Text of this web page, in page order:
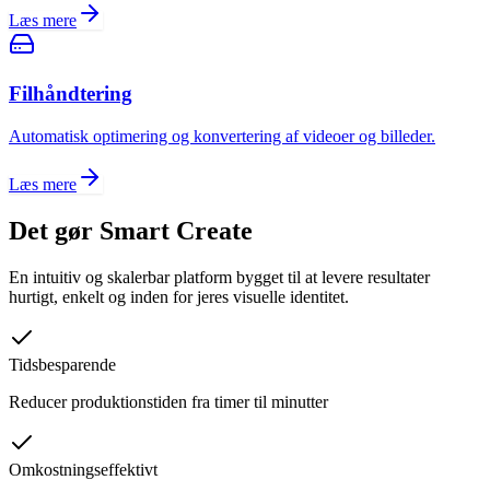
Læs mere
Filhåndtering
Automatisk optimering og konvertering af videoer og billeder.
Læs mere
Det gør Smart Create
En intuitiv og skalerbar platform bygget til at levere resultater
hurtigt, enkelt og inden for jeres visuelle identitet.
Tidsbesparende
Reducer produktionstiden fra timer til minutter
Omkostningseffektivt